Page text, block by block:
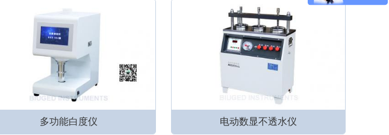
多功能白度仪 电动数显不透水仪